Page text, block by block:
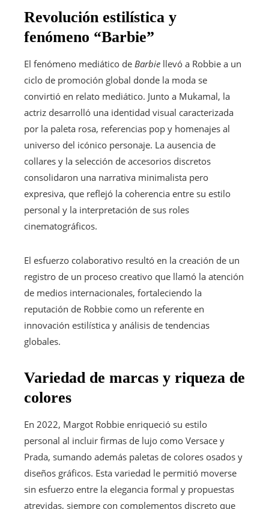
Revolución estilística y
fenómeno “Barbie”
El fenómeno mediático de Barbie llevó a Robbie a un
ciclo de promoción global donde la moda se
convirtió en relato mediático. Junto a Mukamal, la
actriz desarrolló una identidad visual caracterizada
por la paleta rosa, referencias pop y homenajes al
universo del icónico personaje. La ausencia de
collares y la selección de accesorios discretos
consolidaron una narrativa minimalista pero
expresiva, que reflejó la coherencia entre su estilo
personal y la interpretación de sus roles
cinematográficos.
El esfuerzo colaborativo resultó en la creación de un
registro de un proceso creativo que llamó la atención
de medios internacionales, fortaleciendo la
reputación de Robbie como un referente en
innovación estilística y análisis de tendencias
globales.
Variedad de marcas y riqueza de
colores
En 2022, Margot Robbie enriqueció su estilo
personal al incluir firmas de lujo como Versace y
Prada, sumando además paletas de colores osados y
diseños gráficos. Esta variedad le permitió moverse
sin esfuerzo entre la elegancia formal y propuestas
atrevidas, siempre con complementos discreto que